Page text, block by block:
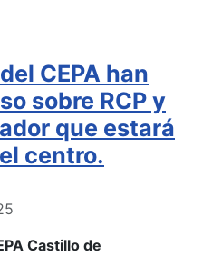
CEPA han
sobre RCP y
que estará
centro.
Castillo de